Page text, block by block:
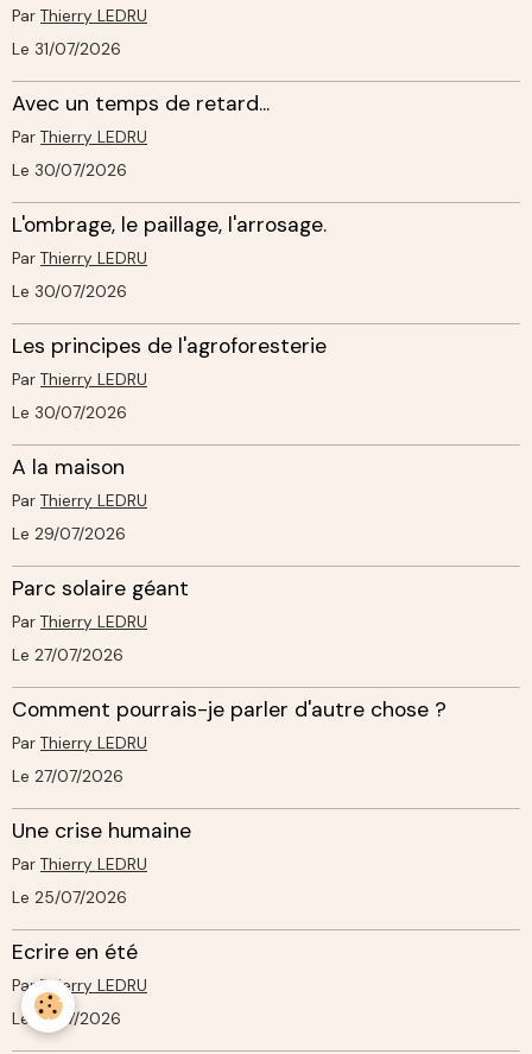
Par Thierry LEDRU
Le 31/07/2026
Avec un temps de retard...
Par Thierry LEDRU
Le 30/07/2026
L'ombrage, le paillage, l'arrosage.
Par Thierry LEDRU
Le 30/07/2026
Les principes de l'agroforesterie
Par Thierry LEDRU
Le 30/07/2026
A la maison
Par Thierry LEDRU
Le 29/07/2026
Parc solaire géant
Par Thierry LEDRU
Le 27/07/2026
Comment pourrais-je parler d'autre chose ?
Par Thierry LEDRU
Le 27/07/2026
Une crise humaine
Par Thierry LEDRU
Le 25/07/2026
Ecrire en été
ParThierry LEDRU
Le 18/07/2026